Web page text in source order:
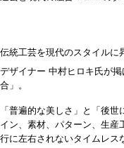
伝統工芸を現代のスタイルに
デザイナー 中村ヒロキ氏が
合」。
「普遍的な美しさ」と「後
イン、素材、パターン、生産
行に左右されないタイムレス